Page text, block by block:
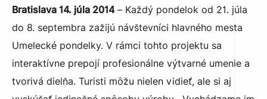
Bratislava 14. júla 2014– Každý pondelok od 21. júla
do 8. septembra zažijú návštevníci hlavného mesta
Umelecké pondelky. V rámci tohto projektu sa
interaktívne prepojí profesionálne výtvarné umenie a
tvorivá dielňa. Turisti môžu nielen vidieť, ale si aj